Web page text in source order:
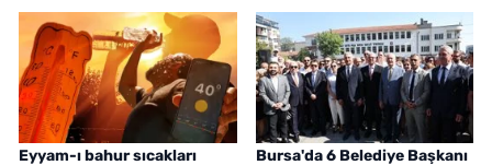
Eyyam-ı bahur sıcakları
Bursa'da 6 Belediye Başkanı